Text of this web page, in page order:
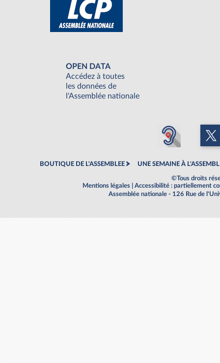
OPEN DATA
Accédez à toutes
les données de
l'Assemblée nationale
BOUTIQUE DE L'ASSEMBLEE UNE SEMAINE À
©Tous droits
Mentions légales
Accessibilité : partiellement
Assemblée nationale - 126 Rue de